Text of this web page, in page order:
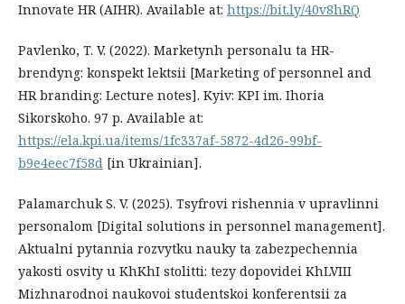
Innovate HR (AIHR). Available at: https://bit.ly/40v8hRQ
Pavlenko, T. V. (2022). Marketynh personalu ta HR-
brendyng: konspekt lektsii [Marketing of personnel and
HR branding: Lecture notes]. Kyiv: KPI im. Ihoria
Sikorskoho. 97 p. Available at:
https://ela.kpi.ua/items/1fc337af-5872-4d26-99bf-
b9e4eec7f58d [in Ukrainian].
Palamarchuk S. V. (2025). Tsyfrovi rishennia v upravlinni
personalom [Digital solutions in personnel management].
Aktualni pytannia rozvytku nauky ta zabezpechennia
yakosti osvity u KhKhI stolitti: tezy dopovidei KhLVIII
Mizhnarodnoi naukovoi studentskoi konferentsii za